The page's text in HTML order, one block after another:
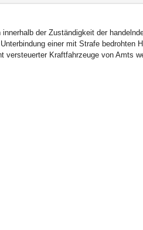
der Zuständigkeit der
einer mit Strafe bedrohten
versteuerter Kraftfahrzeuge von Amts